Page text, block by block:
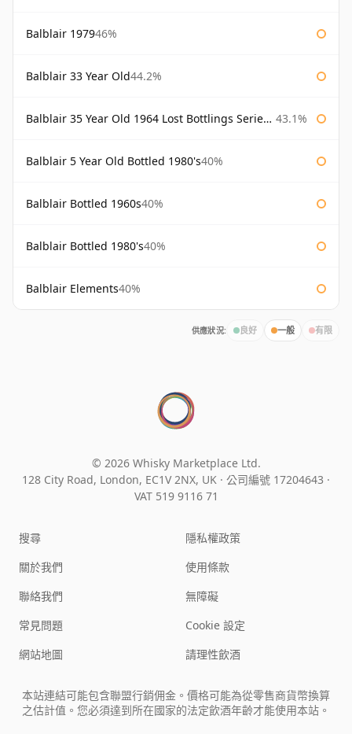
Balblair 197946%
Balblair 33 Year Old44.2%
Balblair 35 Year Old 1964 Lost Bottlings Series Master of Malt 43.1%
Balblair 5 Year Old Bottled 1980's40%
Balblair Bottled 1960s40%
Balblair Bottled 1980's40%
Balblair Elements40%
供應狀況: 良好 一般 有限
© 2026 Whisky Marketplace Ltd.
128 City Road, London, EC1V 2NX, UK · 公司編號 17204643 ·
VAT 519 9116 71
搜尋
關於我們
聯絡我們
常見問題
網站地圖
隱私權政策
使用條款
無障礙
Cookie 設定
請理性飲酒
本站連結可能包含聯盟行銷佣金。價格可能為從零售商貨幣換算
之估計值。您必須達到所在國家的法定飲酒年齡才能使用本站。